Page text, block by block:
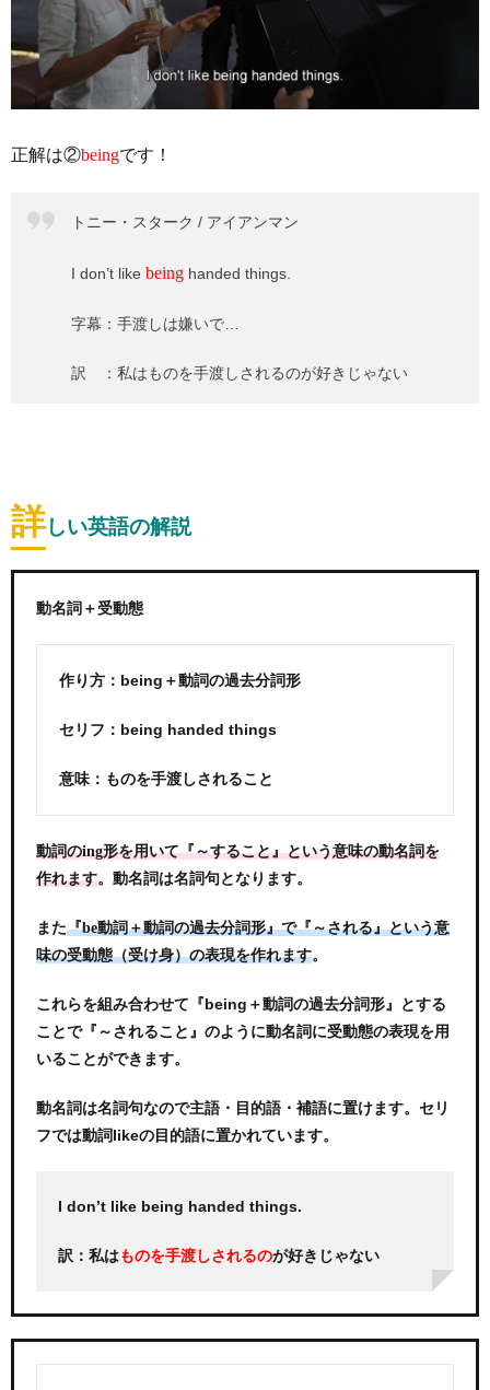
正解は②beingです！
トニー・スターク / アイアンマン
I don’t like being handed things.
字幕：手渡しは嫌いで…
訳 ：私はものを手渡しされるのが好きじゃない
詳しい英語の解説
動名詞＋受動態
作り方：being＋動詞の過去分詞形
セリフ：being handed things
意味：ものを手渡しされること
動詞のing形を用いて『～すること』という意味の動名詞を
作れます。動名詞は名詞句となります。
また『be動詞＋動詞の過去分詞形』で『～される』という意
味の受動態（受け身）の表現を作れます。
これらを組み合わせて『being＋動詞の過去分詞形』とする
ことで『～されること』のように動名詞に受動態の表現を用
いることができます。
動名詞は名詞句なので主語・目的語・補語に置けます。セリ
フでは動詞likeの目的語に置かれています。
I don’t like being handed things.
訳：私はものを手渡しされるのが好きじゃない